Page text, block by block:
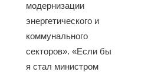
модернизации
энергетического и
коммунального
секторов». «Если бы
я стал министром